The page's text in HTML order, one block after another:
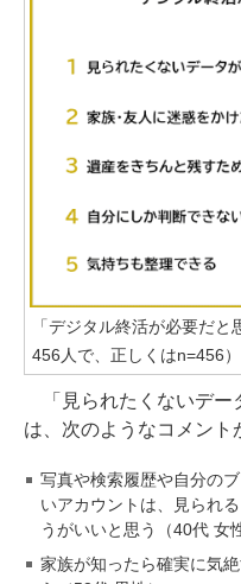
「デジタル終活が必要だ
456人で、正しくはn=456）
「見られたくないデー
は、次のようなコメント
写真や検索履歴や自分の
いアカウントは、見られ
うがいいと思う（40代 女
家族が知ったら確実に気